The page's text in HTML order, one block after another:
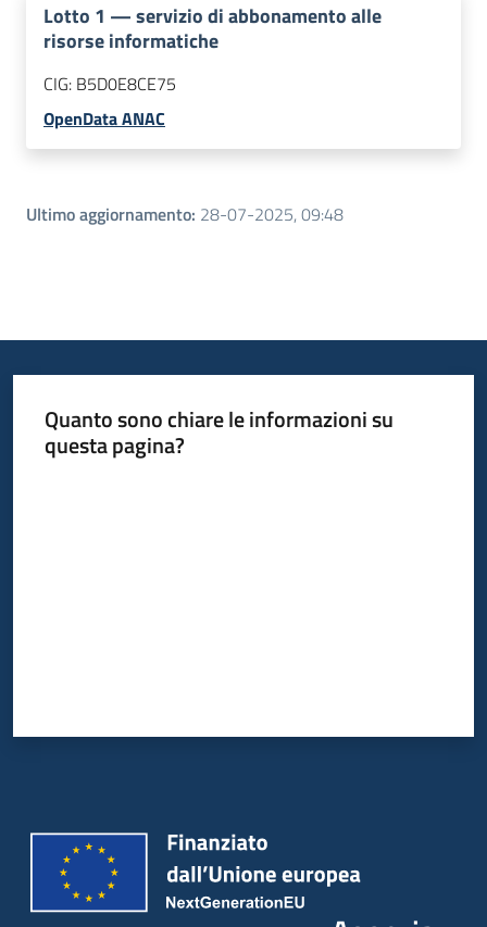
Lotto 1 —servizio di abbonamento alle
risorse informatiche
CIG: B5D0E8CE75
OpenData ANAC
Ultimo aggiornamento: 28-07-2025, 09:48
Quanto sono chiare le informazioni su
questa pagina?